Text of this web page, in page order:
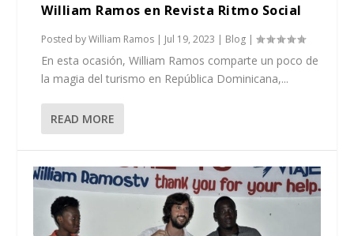
William Ramos en Revista Ritmo Social
Posted byWilliam Ramos | Jul 19, 2023 | Blog |
En esta ocasión, William Ramos comparte un poco de
la magia del turismo en República Dominicana,...
READ MORE